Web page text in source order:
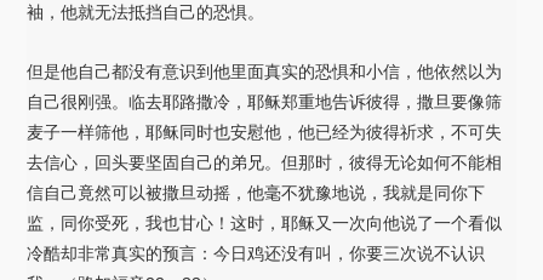
袖，他就无法抵挡自己的恐惧。
但是他自己都没有意识到他里面真实的恐惧和小信，他依然以为
自己很刚强。临去耶路撒冷，耶稣郑重地告诉彼得，撒旦要像筛
麦子一样筛他，耶稣同时也安慰他，他已经为彼得祈求，不可失
去信心，回头要坚固自己的弟兄。但那时，彼得无论如何不能相
信自己竟然可以被撒旦动摇，他毫不犹豫地说，我就是同你下
监，同你受死，我也甘心！这时，耶稣又一次向他说了一个看似
冷酷却非常真实的预言：今日鸡还没有叫，你要三次说不认识